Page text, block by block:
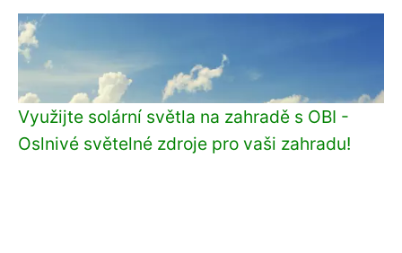
Využijte solární světla na zahradě s OBI -
Oslnivé světelné zdroje pro vaši zahradu!